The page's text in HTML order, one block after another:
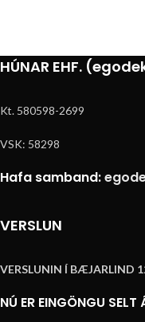
HÚNAR EHF.
Kt. 580598-2699
VSK: 58298
Hafa samband:
VERSLUN
VERSLUNIN Í BÆJARLIND
NÚ ER EINGÖNGU SELT